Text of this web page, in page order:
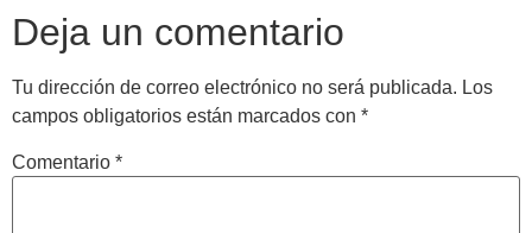
Deja un comentario
Tu dirección de correo electrónico no será publicada. Los
campos obligatorios están marcados con *
Comentario *